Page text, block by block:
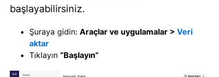
başlayabilirsiniz.
Şuraya gidin: Araçlar ve uygulamalar > Veri
aktar
Tıklayın “Başlayın”